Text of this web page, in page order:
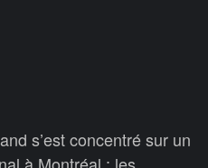
s’est concentré sur un